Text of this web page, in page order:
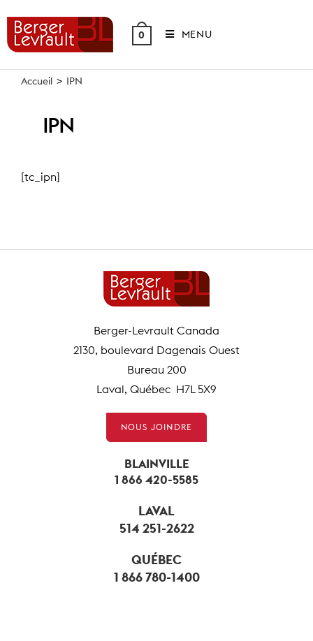
content
0 MENU
Accueil > IPN
IPN
[tc_ipn]
Berger-Levrault Canada
2130, boulevard Dagenais Ouest
Bureau 200
Laval, Québec H7L 5X9
NOUS JOINDRE
BLAINVILLE
1 866 420-5585
LAVAL
514 251-2622
QUÉBEC
1 866 780-1400